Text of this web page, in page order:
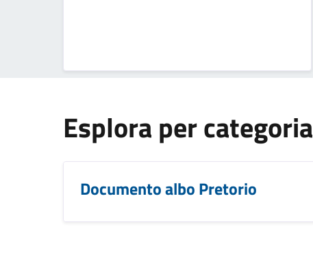
Esplora per categoria
Documento albo Pretorio